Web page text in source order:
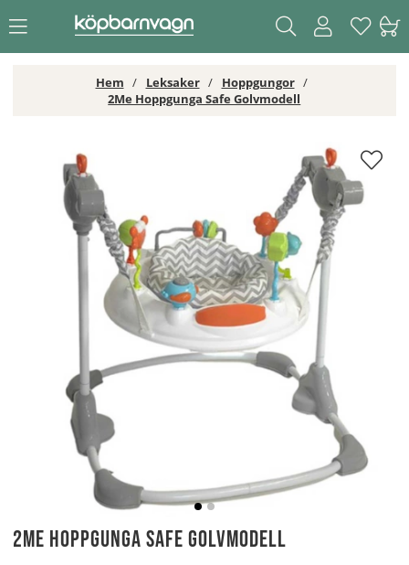
Hem Leksaker
Hoppgungor
2Me Hoppgunga Safe Golvmodell
2Me Hoppgunga Safe Golvmodell
2Me Hoppgunga Safe Golvmodell